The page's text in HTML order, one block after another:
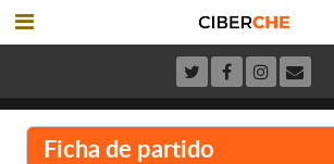
Ficha de partido